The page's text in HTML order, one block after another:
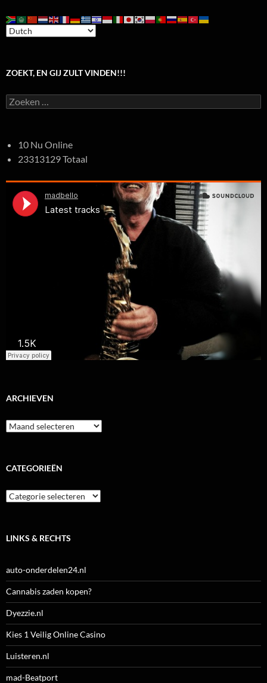
ZOEKT, EN GIJ ZULT VINDEN!!!
Zoeken
naar:
10 Nu Online
23313129 Totaal
ARCHIEVEN
Archieven
CATEGORIEËN
Categorieën
LINKS & RECHTS
auto-onderdelen24.nl
Cannabis zaden kopen?
Dyezzie.nl
Kies 1 Veilig Online Casino
Luisteren.nl
mad-Beatport